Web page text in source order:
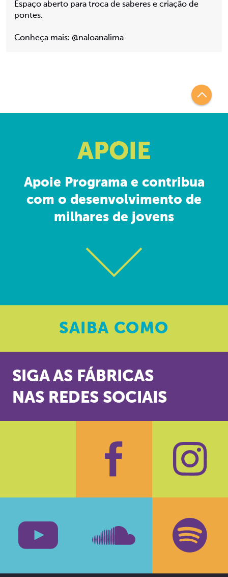
Espaço aberto para troca de saberes e criação de
pontes.
Conheça mais: @naloanalima
APOIE
Apoie Programa e contribua
com o desenvolvimento de
milhares de jovens
SAIBA COMO
SIGA AS FÁBRICAS
NAS REDES SOCIAIS
Facebook